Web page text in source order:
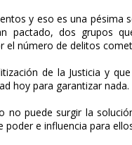
y eso es una pésima
pactado, dos grupos
el número de delitos
de la Justicia y
hoy para garantizar nada.
no puede surgir la
poder e influencia para